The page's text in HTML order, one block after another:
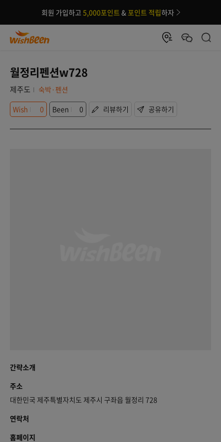
회원 가입하고 5,000포인트 &포인트 적립하자
월정리펜션w728
제주도
숙박·펜션
Wish
0 Been 0 리뷰하기 공유하기
간략소개
주소
대한민국 제주특별자치도 제주시 구좌읍 월정리 728
연락처
홈페이지